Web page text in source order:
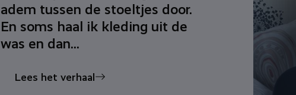
adem tussen de stoeltjes door.
En soms haal ik kleding uit de
was en dan...
Lees het verhaal